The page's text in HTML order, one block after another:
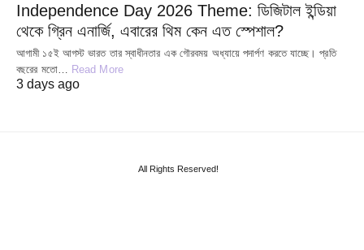
Independence Day 2026 Theme: ডিজিটাল ইন্ডিয়া
থেকে গ্রিন এনার্জি, এবারের থিম কেন এত স্পেশাল?
আগামী ১৫ই আগস্ট ভারত তার স্বাধীনতার এক গৌরবময় অধ্যায়ে পদার্পণ করতে যাচ্ছে। প্রতি
বছরের মতো…
Read More
3 days ago
All Rights Reserved!